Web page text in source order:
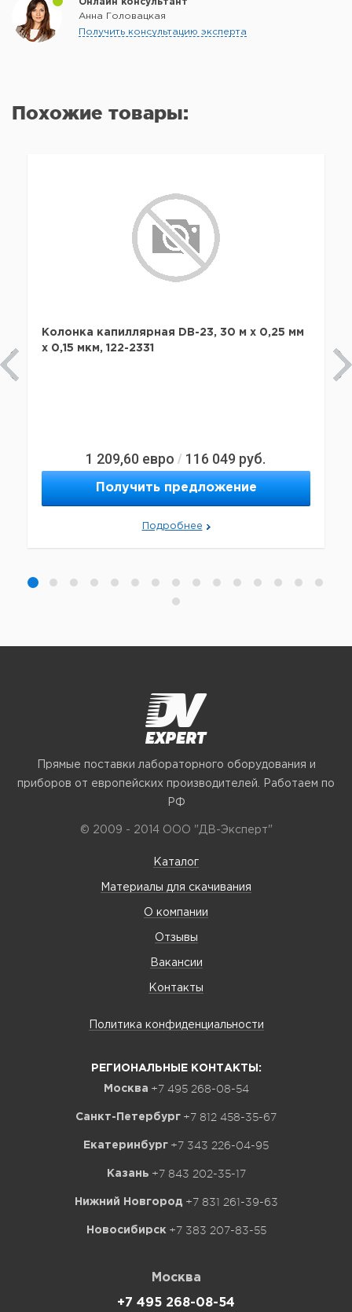
Онлайн консультант
Анна Головацкая
Получить консультацию эксперта
Похожие товары:
Колонка капиллярная DB-23, 30 м x 0,25 мм
х 0,15 мкм, 122-2331
1 209,60 евро / 116 049 руб.
Получить предложение
Подробнее
Прямые поставки лабораторного оборудования и
приборов от европейских производителей. Работаем по
РФ
© 2009 - 2014 ООО "ДВ-Эксперт"
Каталог
Материалы для скачивания
О компании
Отзывы
Вакансии
Контакты
Политика конфиденциальности
РЕГИОНАЛЬНЫЕ КОНТАКТЫ:
Москва +7 495 268-08-54
Санкт-Петербург +7 812 458-35-67
Екатеринбург +7 343 226-04-95
Казань +7 843 202-35-17
Нижний Новгород +7 831 261-39-63
Новосибирск +7 383 207-83-55
Москва
+7 495 268-08-54